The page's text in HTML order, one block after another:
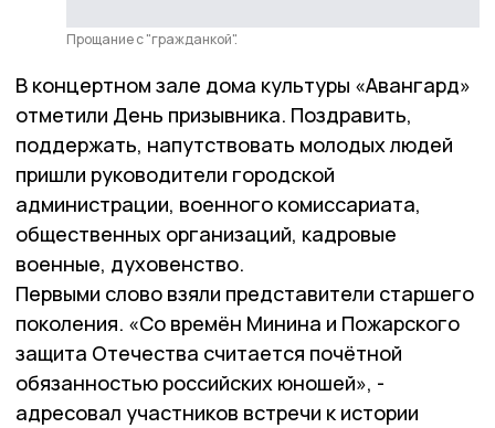
Прощание с "гражданкой".
В концертном зале дома культуры «Авангард»
отметили День призывника. Поздравить,
поддержать, напутствовать молодых людей
пришли руководители городской
администрации, военного комиссариата,
общественных организаций, кадровые
военные, духовенство.
Первыми слово взяли представители старшего
поколения. «Со времён Минина и Пожарского
защита Отечества считается почётной
обязанностью российских юношей», -
адресовал участников встречи к истории